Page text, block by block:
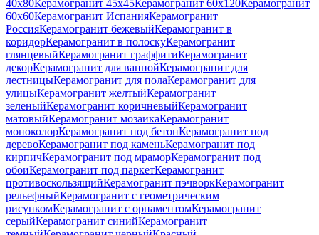
40x80Керамогранит 45x45Керамогранит 60x120Керамогранит
60x60Керамогранит ИспанияКерамогранит
РоссияКерамогранит бежевыйКерамогранит в
коридорКерамогранит в полоскуКерамогранит
глянцевыйКерамогранит граффитиКерамогранит
декорКерамогранит для ваннойКерамогранит для
лестницыКерамогранит для полаКерамогранит для
улицыКерамогранит желтыйКерамогранит
зеленыйКерамогранит коричневыйКерамогранит
матовыйКерамогранит мозаикаКерамогранит
моноколорКерамогранит под бетонКерамогранит под
деревоКерамогранит под каменьКерамогранит под
кирпичКерамогранит под мраморКерамогранит под
обоиКерамогранит под паркетКерамогранит
противоскользящийКерамогранит пэчворкКерамогранит
рельефныйКерамогранит с геометрическим
рисункомКерамогранит с орнаментомКерамогранит
серыйКерамогранит синийКерамогранит